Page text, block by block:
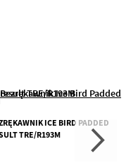
ICE BIRD PADDED
TRE/R193M